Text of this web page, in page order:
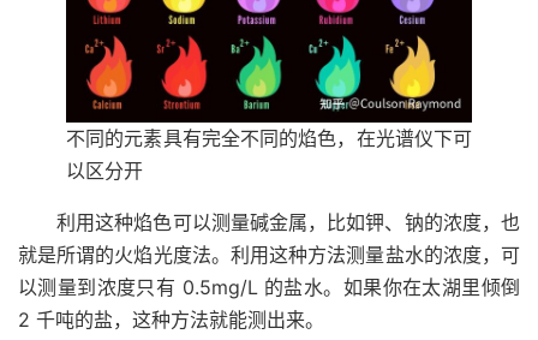
不同的元素具有完全不同的焰色，在光谱仪下可
以区分开
利用这种焰色可以测量碱金属，比如钾、钠的浓度，也
就是所谓的火焰光度法。利用这种方法测量盐水的浓度，可
以测量到浓度只有 0.5mg/L 的盐水。如果你在太湖里倾倒
2 千吨的盐，这种方法就能测出来。